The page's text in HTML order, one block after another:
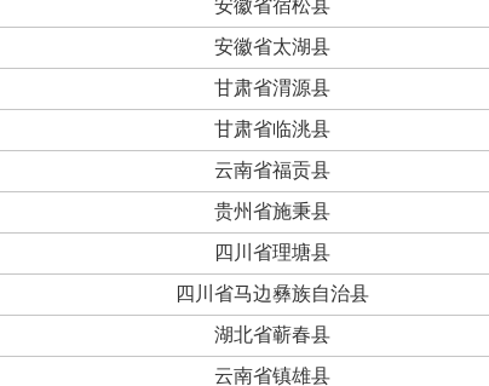
安徽省宿松县
安徽省太湖县
甘肃省渭源县
甘肃省临洮县
云南省福贡县
贵州省施秉县
四川省理塘县
四川省马边彝族自治县
湖北省蕲春县
云南省镇雄县